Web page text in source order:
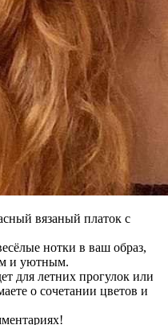
вязаный платок с
нотки в ваш образ,
и уютным.
для летних прогулок или
о сочетании цветов и